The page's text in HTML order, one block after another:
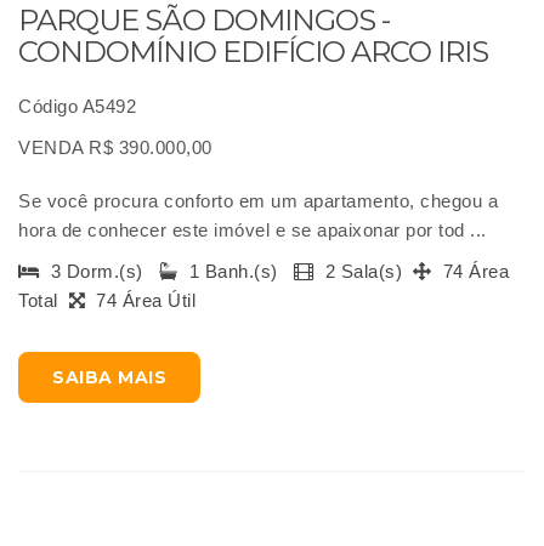
PARQUE SÃO DOMINGOS -
CONDOMÍNIO EDIFÍCIO ARCO IRIS
Código A5492
VENDA R$ 390.000,00
Se você procura conforto em um apartamento, chegou a
hora de conhecer este imóvel e se apaixonar por tod ...
3 Dorm.(s)
1 Banh.(s) 2 Sala(s)
74 Área
Total
74 Área Útil
SAIBA MAIS